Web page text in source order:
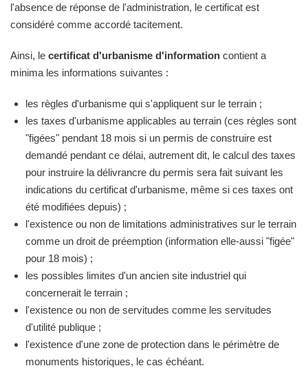
l'absence de réponse de l'administration, le certificat est
considéré comme accordé tacitement.
Ainsi, le certificat d'urbanisme d'information contient a
minima les informations suivantes :
les règles d'urbanisme qui s'appliquent sur le terrain ;
les taxes d'urbanisme applicables au terrain (ces règles sont
"figées" pendant 18 mois si un permis de construire est
demandé pendant ce délai, autrement dit, le calcul des taxes
pour instruire la délivrancre du permis sera fait suivant les
indications du certificat d'urbanisme, même si ces taxes ont
été modifiées depuis) ;
l'existence ou non de limitations administratives sur le terrain
comme un droit de préemption (information elle-aussi "figée"
pour 18 mois) ;
les possibles limites d'un ancien site industriel qui
concernerait le terrain ;
l'existence ou non de servitudes comme les servitudes
d'utilité publique ;
l'existence d'une zone de protection dans le périmètre de
monuments historiques, le cas échéant.